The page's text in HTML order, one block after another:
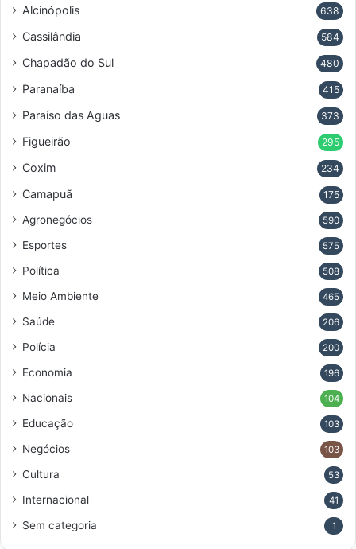
Alcinópolis 638
Cassilândia 584
Chapadão do Sul 480
Paranaíba 415
Paraíso das Aguas 373
Figueirão 295
Coxim 234
Camapuã 175
Agronegócios 590
Esportes 575
Política 508
Meio Ambiente 465
Saúde 206
Polícia 200
Economia 196
Nacionais 104
Educação 103
Negócios 103
Cultura 53
Internacional 41
Sem categoria 1